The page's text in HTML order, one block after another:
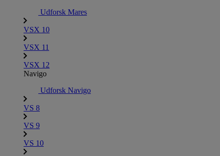
Udforsk Mares
VSX 10
VSX 11
VSX 12
Navigo
Udforsk Navigo
VS 8
VS 9
VS 10